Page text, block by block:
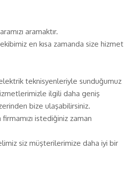
aramaktır.
en kısa zamanda size hizmet
teknisyenleriyle sunduğumuz
ilgili daha geniş
bize ulaşabilirsiniz.
istediğiniz zaman
siz müşterilerimize daha iyi bir